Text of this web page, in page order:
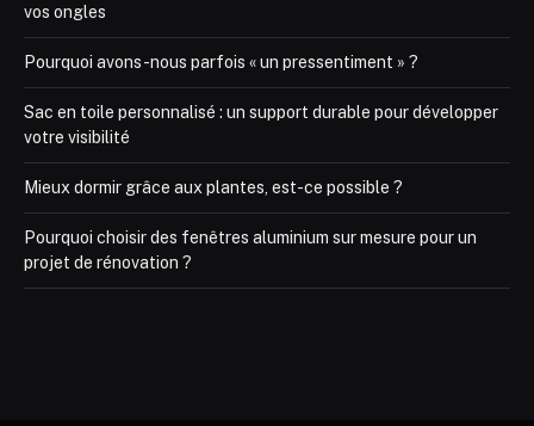
vos ongles
Pourquoi avons-nous parfois « un pressentiment » ?
Sac en toile personnalisé : un support durable pour développer
votre visibilité
Mieux dormir grâce aux plantes, est-ce possible ?
Pourquoi choisir des fenêtres aluminium sur mesure pour un
projet de rénovation ?